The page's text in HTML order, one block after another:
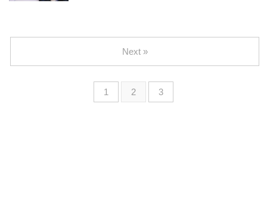
1 2 3
Next »